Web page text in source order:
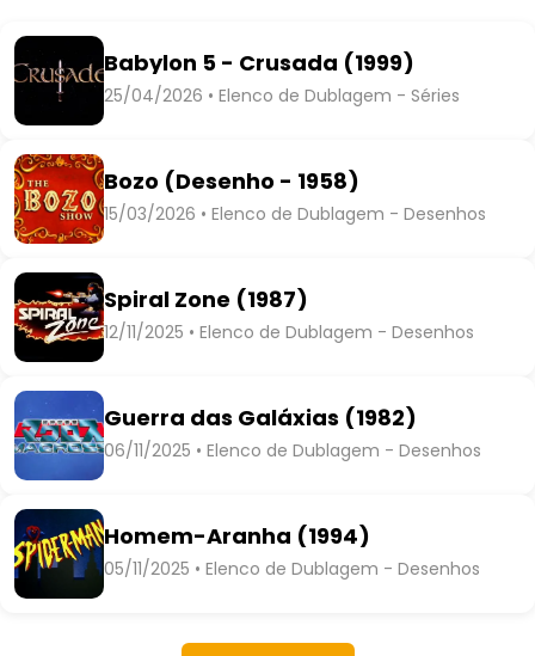
Babylon 5 - Crusada (1999)
25/04/2026 • Elenco de Dublagem - Séries
Bozo (Desenho - 1958)
15/03/2026 • Elenco de Dublagem - Desenhos
Spiral Zone (1987)
12/11/2025 • Elenco de Dublagem - Desenhos
Guerra das Galáxias (1982)
06/11/2025 • Elenco de Dublagem - Desenhos
Homem-Aranha (1994)
05/11/2025 • Elenco de Dublagem - Desenhos